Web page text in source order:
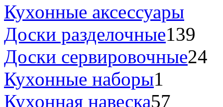
Кухонные аксессуары
Доски разделочные139
Доски сервировочные24
Кухонные наборы1
Кухонная навеска57